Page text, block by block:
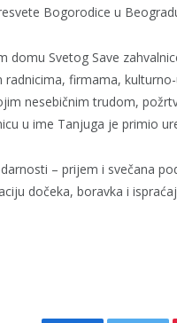
Bogorodice u
Svetog Save
firmama,
nesebičnim trudom,
u ime Tanjuga je primio
– prijem i svečana
dočeka, boravka i